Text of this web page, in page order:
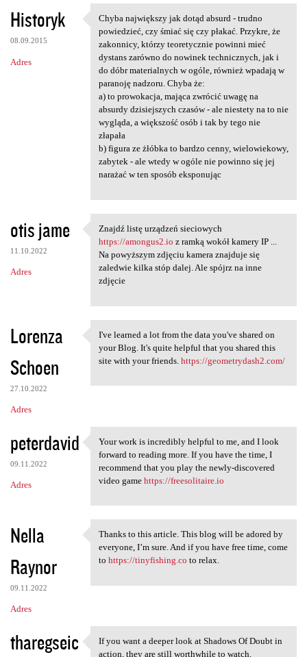
K
o
m
e
Historyk
08.09.2015
Adres
Chyba największy jak dotąd
Chyba największy jak dotąd absurd - trudno
powiedzieć, czy śmiać się czy płakać. Przykre, że
zakonnicy, którzy teoretycznie powinni mieć
dystans zarówno do nowinek technicznych, jak i
do dóbr materialnych w ogóle, również wpadają w
paranoję nadzoru. Chyba że:
a) to prowokacja, mająca zwrócić uwagę na
absurdy dzisiejszych czasów - ale niestety na to nie
wygląda, a większość osób i tak by tego nie
złapała
b) figura ze żłóbka to bardzo cenny, wielowiekowy,
zabytek - ale wtedy w ogóle nie powinno się jej
narażać w ten sposób eksponując
otis jame
11.10.2022
Adres
Znajdź listę urządzeń
Znajdź listę urządzeń sieciowych
https://amongus2.io z ramką wokół kamery IP ...
Na powyższym zdjęciu kamera znajduje się
zaledwie kilka stóp dalej. Ale spójrz na inne
zdjęcie
Lorenza
Schoen
27.10.2022
Adres
I've learned a lot from the
I've learned a lot from the data you've shared on
your Blog. It's quite helpful that you shared this
site with your friends. https://geometrydash2.com/
peterdavid
09.11.2022
Adres
Your work is incredibly
Your work is incredibly helpful to me, and I look
forward to reading more. If you have the time, I
recommend that you play the newly-discovered
video game https://freesolitaire.io
Nella
Raynor
09.11.2022
Adres
Thanks to this article. This
Thanks to this article. This blog will be adored by
everyone, I’m sure. And if you have free time, come
to https://tinyfishing.co to relax.
tharegseic If you want a deeper look at
If you want a deeper look at Shadows Of Doubt in
action, they are still worthwhile to watch.